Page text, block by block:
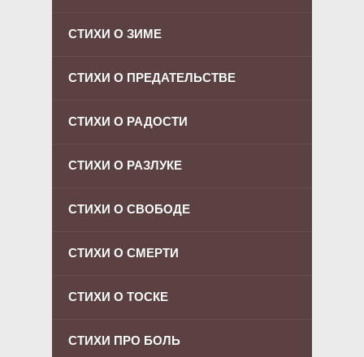
СТИХИ О ЗИМЕ
СТИХИ О ПРЕДАТЕЛЬСТВЕ
СТИХИ О РАДОСТИ
СТИХИ О РАЗЛУКЕ
СТИХИ О СВОБОДЕ
СТИХИ О СМЕРТИ
СТИХИ О ТОСКЕ
СТИХИ ПРО БОЛЬ